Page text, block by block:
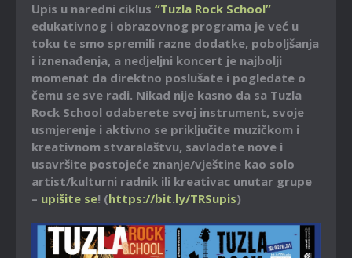
Upis u naredni ciklus “Tuzla Rock School”
edukativnog i obrazovnog programa je već u
toku te smo spremili razne dodatke, poboljšanja
i iznenađenja, a nedjeljni koncert je najbolji
momenat da direktno poslušate i pogledate o
čemu se sve radi. Nikad nije kasno da sa Tuzla
Rock School odaberete svoj instrument, svoje
usmjerenje i aktivno se priključite muzičkom i
kreativnom stvaralaštvu, savladate nove i
usavršite postojeće znanje/vještine kao solo
artist/kulturni radnik ili kreativac unutar grupe
– upišite se! (https://bit.ly/TRSupis)